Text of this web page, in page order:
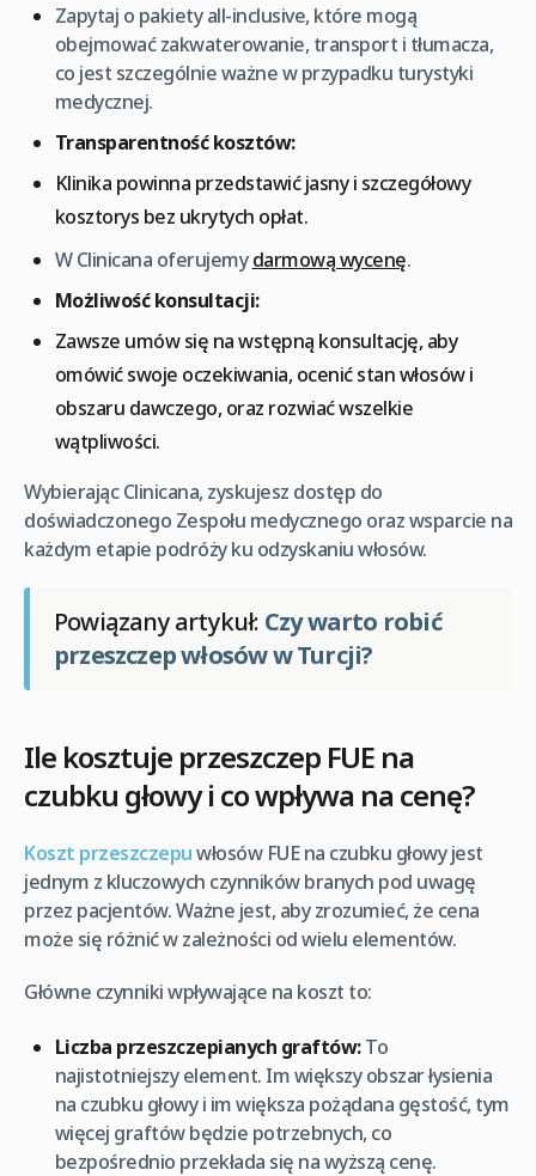
Zapytaj o pakiety all-inclusive, które mogą
obejmować zakwaterowanie, transport i tłumacza,
co jest szczególnie ważne w przypadku turystyki
medycznej.
Transparentność kosztów:
Klinika powinna przedstawić jasny i szczegółowy
kosztorys bez ukrytych opłat.
W Clinicana oferujemydarmową wycenę.
Możliwość konsultacji:
Zawsze umów się na wstępną konsultację, aby
omówić swoje oczekiwania, ocenić stan włosów i
obszaru dawczego, oraz rozwiać wszelkie
wątpliwości.
Wybierając Clinicana, zyskujesz dostęp do
doświadczonego Zespołu medycznego oraz wsparcie na
każdym etapie podróży ku odzyskaniu włosów.
Powiązany artykuł: Czy warto robić
przeszczep włosów w Turcji?
Ile kosztuje przeszczep FUE na
czubku głowy i co wpływa na cenę?
Koszt przeszczepuwłosów FUE na czubku głowy jest
jednym z kluczowych czynników branych pod uwagę
przez pacjentów. Ważne jest, aby zrozumieć, że cena
może się różnić w zależności od wielu elementów.
Główne czynniki wpływające na koszt to:
Liczba przeszczepianych graftów:To
najistotniejszy element. Im większy obszar łysienia
na czubku głowy i im większa pożądana gęstość, tym
więcej graftów będzie potrzebnych, co
bezpośrednio przekłada się na wyższą cenę.